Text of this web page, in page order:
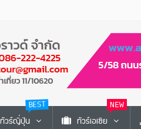
ทัวร์ญี่ปุ่น
BEST
ทัวร์เอเซีย
NEW